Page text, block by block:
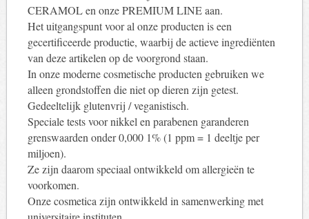
CERAMOL en onze PREMIUM LINE aan.
Het uitgangspunt voor al onze producten is een
gecertificeerde productie, waarbij de actieve ingrediënten
van deze artikelen op de voorgrond staan.
In onze moderne cosmetische producten gebruiken we
alleen grondstoffen die niet op dieren zijn getest.
Gedeeltelijk glutenvrij / veganistisch.
Speciale tests voor nikkel en parabenen garanderen
grenswaarden onder 0,000 1% (1 ppm = 1 deeltje per
miljoen).
Ze zijn daarom speciaal ontwikkeld om allergieën te
voorkomen.
Onze cosmetica zijn ontwikkeld in samenwerking met